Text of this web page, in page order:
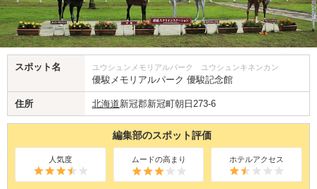
スポット名 ユウシュンメモリアルパーク ユウシュンキネンカン
優駿メモリアルパーク 優駿記念館
住所 北海道新冠郡新冠町朝日273-6
編集部のスポット評価
人気度 ムードの高まり ホテルアクセス